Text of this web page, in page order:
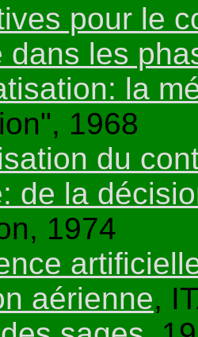
pour le
dans les
la
1968
du
de la
1974
aérienne,